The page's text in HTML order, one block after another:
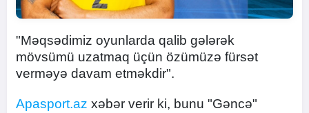
"Məqsədimiz oyunlarda qalib gələrək
mövsümü uzatmaq üçün özümüzə fürsət
verməyə davam etməkdir".
Apasport.az xəbər verir ki, bunu "Gəncə"